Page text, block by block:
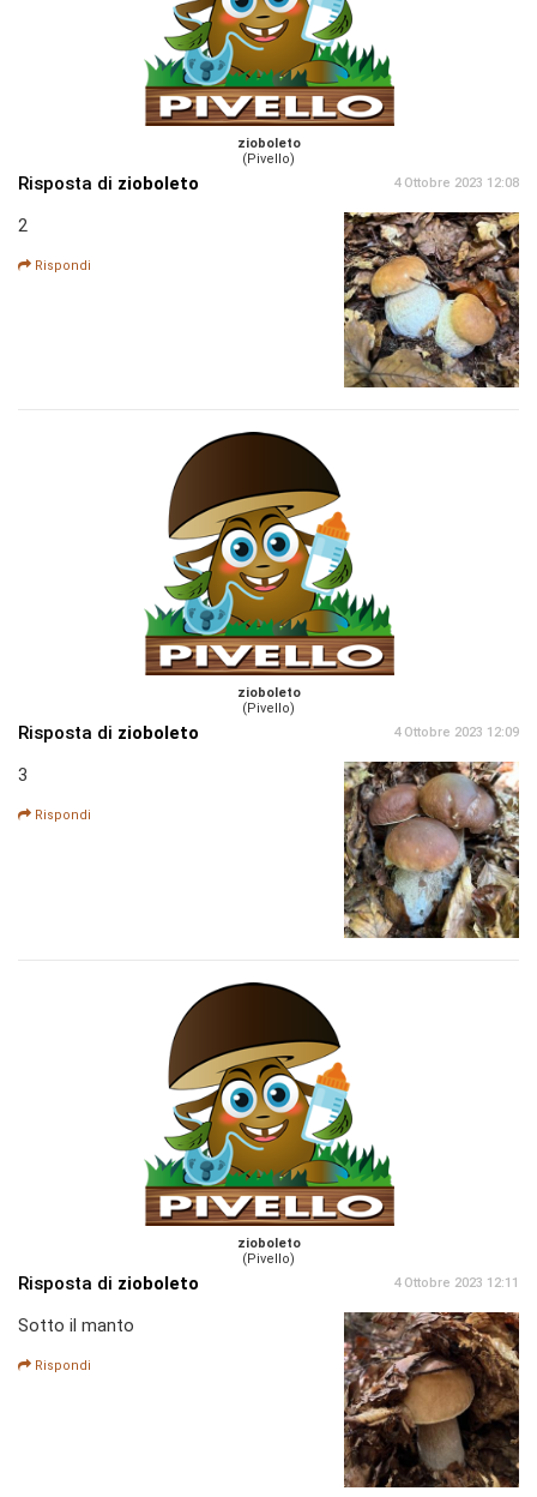
zioboleto
(Pivello)
Risposta di zioboleto 4 Ottobre 2023 12:08
2
Rispondi
zioboleto
(Pivello)
Risposta di zioboleto 4 Ottobre 2023 12:09
3
Rispondi
zioboleto
(Pivello)
Risposta di zioboleto 4 Ottobre 2023 12:11
Sotto il manto
Rispondi